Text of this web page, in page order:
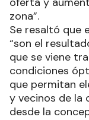
zona”.
Se resaltó que
“son el
que se viene
condiciones
que permitan
y vecinos de la
desde la